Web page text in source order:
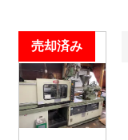
売却済み